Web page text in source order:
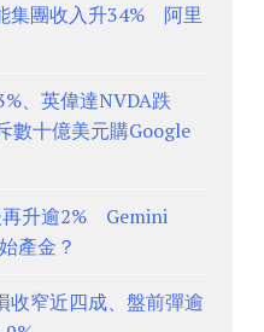
集團收入升34% 阿里
、英偉達NVDA跌
十億美元購Google
再升逾2% Gemini
產金？
收窄近四成、盤前彈逾